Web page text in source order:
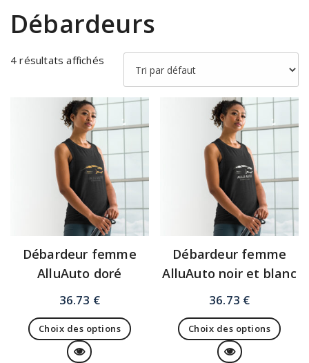
Débardeurs
4 résultats affichés
Débardeur femme
AlluAuto doré
36.73 €
Choix des options
Ce
Vue Rapide
Débardeur femme
AlluAuto noir et blanc
36.73 €
Choix des options
Ce
Vue Rapide